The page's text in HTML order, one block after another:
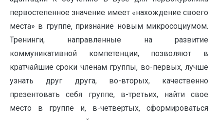
первостепенное значение имеет «нахождение своего
места» в группе, признание новым микросоциумом.
Тренинги, направленные на развитие
коммуникативной компетенции, позволяют в
кратчайшие сроки членам группы, во-первых, лучше
узнать друг друга, во-вторых, качественно
презентовать себя группе, в-третьих, найти свое
место в группе и, в-четвертых, сформироваться